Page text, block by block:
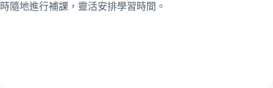
時隨地進行補課，靈活安排學習時間。